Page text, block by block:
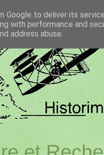
Google to deliver its
with performance and
address abuse.